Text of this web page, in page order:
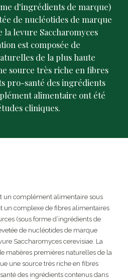
d'ingrédients de marque)
de nucléotides de marque
la levure Saccharomyces
est composée de
de la plus haute
source très riche en fibres
pro-santé des ingrédients
alimentaire ont été
cliniques.
un complément alimentaire sous
un complexe de fibres alimentaires
(sous forme d’ingrédients de
de nucléotides de marque
Saccharomyces cerevisiae. La
matières premières naturelles de la
une source très riche en fibres
des ingrédients contenus dans